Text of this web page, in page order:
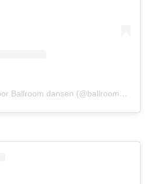
Een bericht gedeeld door Ballroom dansen (@ballroomdansen)